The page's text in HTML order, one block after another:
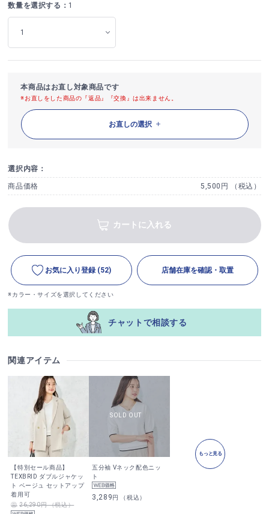
数量を選択する： 1
本商品はお直し対象商品です
※お直しをした商品の『返品』『交換』は出来ません。
お直しの選択
選択内容：
商品価格 5,500円 （税込）
カートに入れる
お気に入り登録 (52) 店舗在庫を確認・取置
※カラー・サイズを選択してください
チャットで相談する
関連アイテム
【特別セール商品】
TEXBRID ダブルジャケッ
ト ベージュ セットアップ
着用可
26,290円 （税込）
五分袖 Vネック配色ニッ
ト
3,289円 （税込）
もっと見る